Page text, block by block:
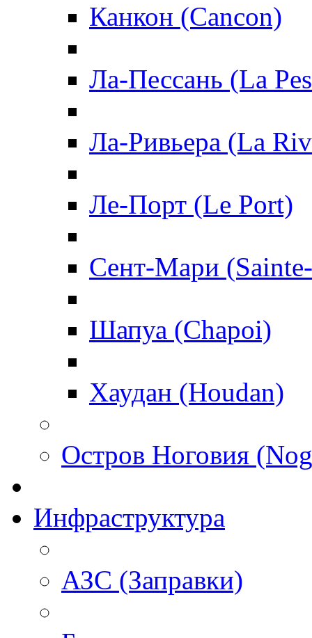
Канкон (Cancon)
Ла-Пессань (La
Ла-Ривьера (La
Ле-Порт (Le Port)
Сент-Мари
Шапуа (Chapoi)
Хаудан (Houdan)
Остров Ноговия
Инфраструктура
АЗС (Заправки)